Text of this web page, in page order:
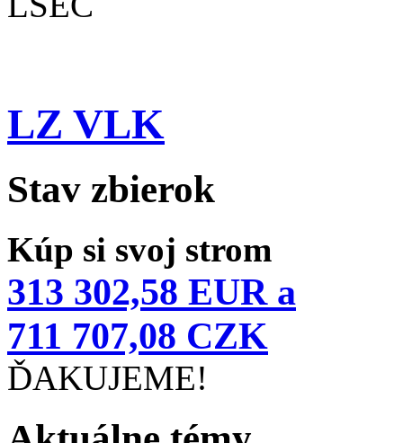
LZ VLK
Stav zbierok
Kúp si svoj strom
313 302,58 EUR a
711 707,08 CZK
ĎAKUJEME!